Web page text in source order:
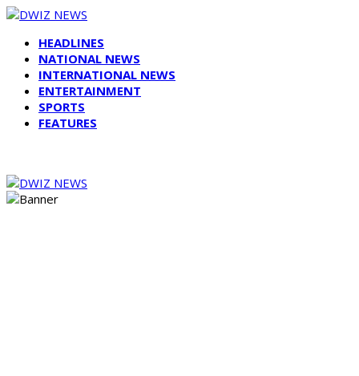
HEADLINES
NATIONAL NEWS
INTERNATIONAL NEWS
ENTERTAINMENT
SPORTS
FEATURES